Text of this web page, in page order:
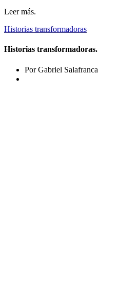
Leer más.
Historias transformadoras
Historias transformadoras.
Por Gabriel Salafranca